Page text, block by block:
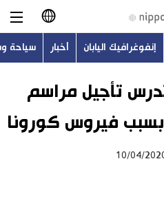
日本語
English
简体字
إنفوغرافيك اليابان أخبار سياحة
تدرس تأجيل مراسم
فيروس كورونا
10/04/